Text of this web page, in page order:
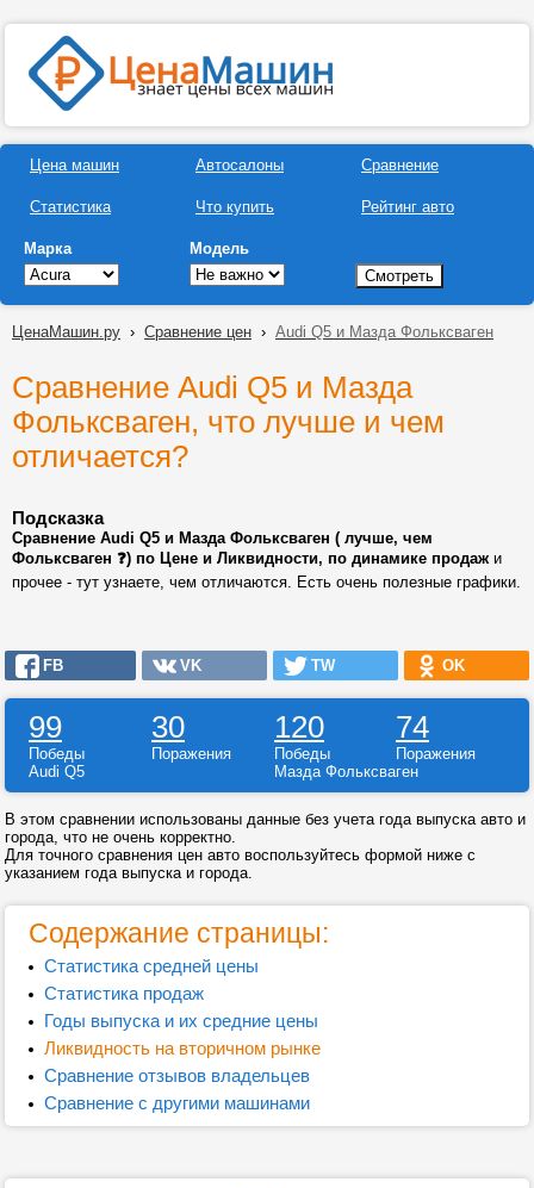
Цена машин
Статистика
Автосалоны
Что купить
Сравнение
Рейтинг авто
Марка Модель
ЦенаМашин.ру › Сравнение цен › Audi Q5 и Мазда Фольксваген
Сравнение Audi Q5 и Мазда
Фольксваген, что лучше и чем
отличается?
Подсказка
Сравнение Audi Q5 и Мазда Фольксваген ( лучше, чем
Фольксваген ❓) по Цене и Ликвидности, по динамике продажи
прочее - тут узнаете, чем отличаются. Есть очень полезные графики.
FB VK TW OK
99 30 120 74
Победы Поражения Победы
Поражения
Audi Q5
Мазда Фольксваген
В этом сравнении использованы данные без учета года выпуска авто и
города, что не очень корректно.
Для точного сравнения цен авто воспользуйтесь формой ниже с
указанием года выпуска и города.
Содержание страницы:
Статистика средней цены
Статистика продаж
Годы выпуска и их средние цены
Ликвидность на вторичном рынке
Сравнение отзывов владельцев
Сравнение с другими машинами